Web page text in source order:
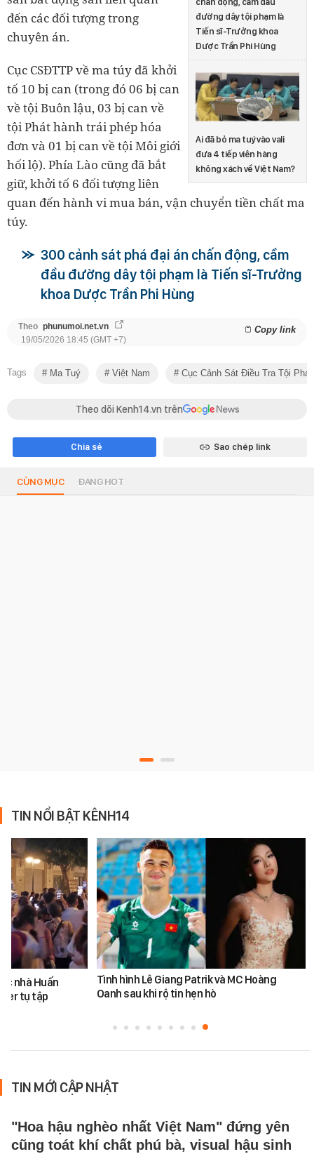
đường dây tội phạm là
Tiến sĩ-Trưởng khoa
Dược Trần Phi Hùng
Ai đã bỏ ma tuý vào vali
đưa 4 tiếp viên hàng
không xách về Việt Nam?
đến các đối tượng trong
chuyên án.
Cục CSĐTTP về ma túy đã khởi
tố 10 bị can (trong đó 06 bị can
về tội Buôn lậu, 03 bị can về
tội Phát hành trái phép hóa
đơn và 01 bị can về tội Môi giới
hối lộ). Phía Lào cũng đã bắt
giữ, khởi tố 6 đối tượng liên
quan đến hành vi mua bán, vận chuyển tiền chất ma
túy.
300 cảnh sát phá đại án chấn động, cầm
đầu đường dây tội phạm là Tiến sĩ-Trưởng
khoa Dược Trần Phi Hùng
Theo phunumoi.net.vn Copy link
19/05/2026 18:45 (GMT +7)
Tags Ma Tuý Việt Nam Cục Cảnh Sát Điều Tra Tội
Theo dõi Kenh14.vn trên
Chia sẻ Sao chép link
CÙNG MỤC ĐANG HOT
TIN NỔI BẬT KÊNH14
nhà Huấn
tụ tập
Tình hình Lê Giang Patrik và MC Hoàng
Oanh sau khi rộ tin hẹn hò
TIN MỚI CẬP NHẬT
"Hoa hậu nghèo nhất Việt Nam" đứng yên
cũng toát khí chất phú bà, visual hậu sinh